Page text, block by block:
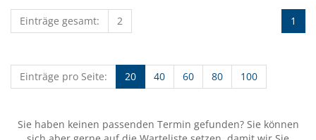
1
Einträge gesamt: 2
Einträge pro Seite: 20 40 60 80 100
Sie haben keinen passenden Termin gefunden? Sie können